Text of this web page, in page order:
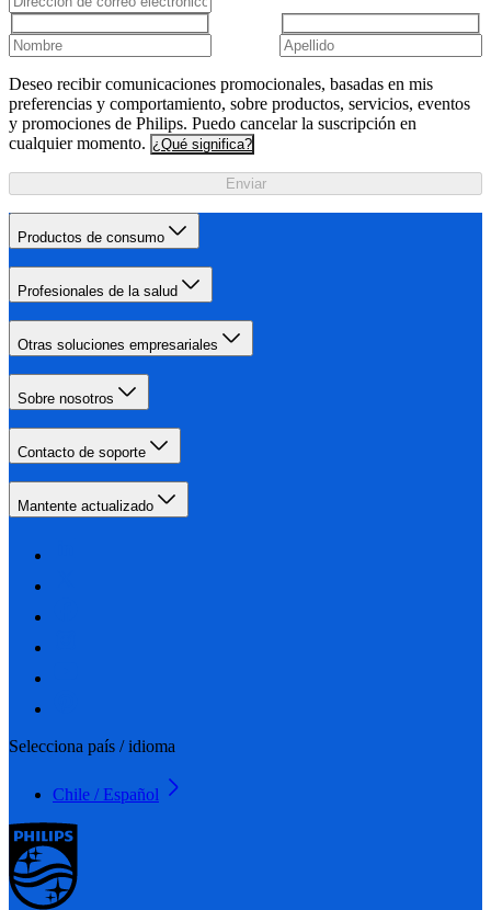
Deseo recibir comunicaciones promocionales, basadas en mis
preferencias y comportamiento, sobre productos, servicios, eventos
y promociones de Philips. Puedo cancelar la suscripción en
cualquier momento. ¿Qué significa?
Enviar
Productos de consumo
Profesionales de la salud
Otras soluciones empresariales
Sobre nosotros
Contacto de soporte
Mantente actualizado
Selecciona país / idioma
Chile / Español